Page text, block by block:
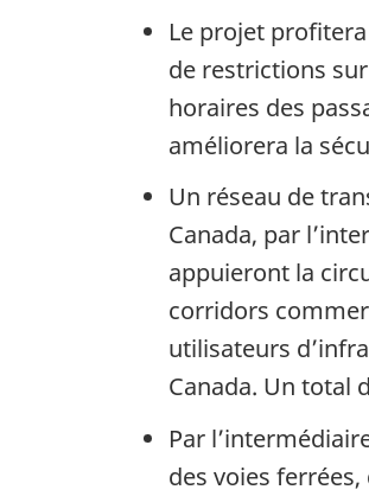
Le projet
de restrictions
horaires des
améliorera la
Un réseau de
Canada, par
appuieront la
corridors
utilisateurs
Canada. Un total
Par
des voies